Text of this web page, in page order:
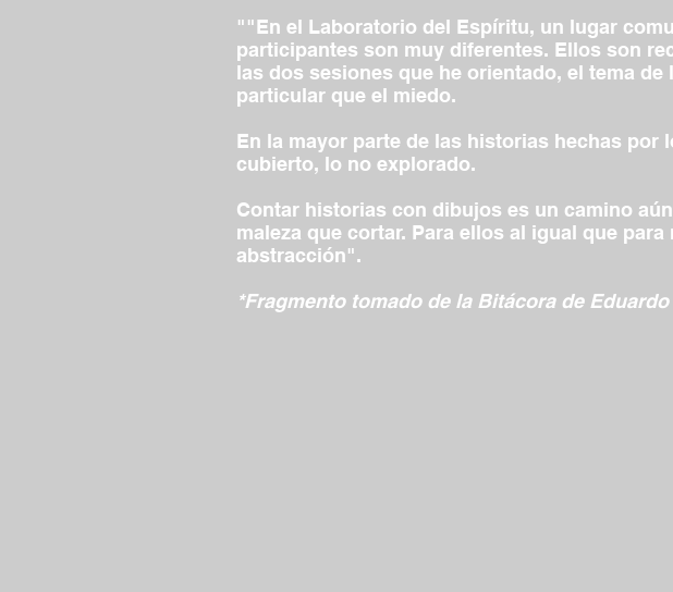
""En el Laboratorio del Espíritu, un lugar
participantes son muy diferentes. Ellos son
las dos sesiones que he orientado, el tema
particular que el miedo.
En la mayor parte de las historias hechas
cubierto, lo no explorado.
Contar historias con dibujos es un camino
maleza que cortar. Para ellos al igual que
abstracción".
*Fragmento tomado de la Bitácora de Eduardo